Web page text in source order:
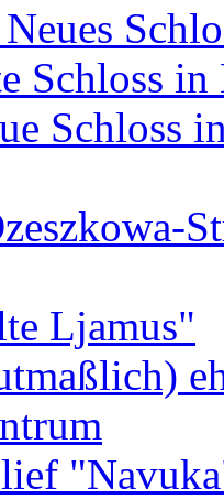
Schloss in
Schloss
Ljamus"